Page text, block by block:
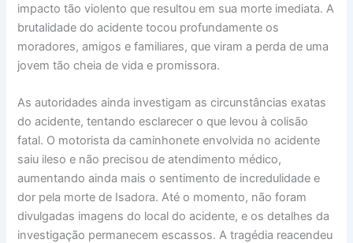
impacto tão violento que resultou em sua morte imediata. A
brutalidade do acidente tocou profundamente os
moradores, amigos e familiares, que viram a perda de uma
jovem tão cheia de vida e promissora.
As autoridades ainda investigam as circunstâncias exatas
do acidente, tentando esclarecer o que levou à colisão
fatal. O motorista da caminhonete envolvida no acidente
saiu ileso e não precisou de atendimento médico,
aumentando ainda mais o sentimento de incredulidade e
dor pela morte de Isadora. Até o momento, não foram
divulgadas imagens do local do acidente, e os detalhes da
investigação permanecem escassos. A tragédia reacendeu